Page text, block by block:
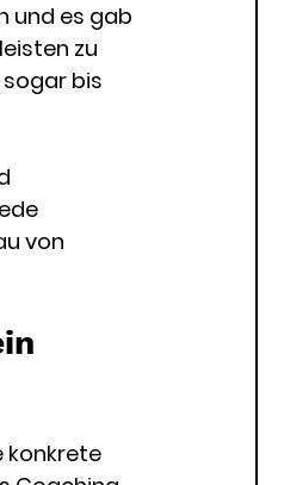
und es gab
zu
bis
von
konkrete